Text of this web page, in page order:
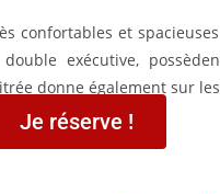
confortables et
exécutive,
donne également sur
Je réserve !